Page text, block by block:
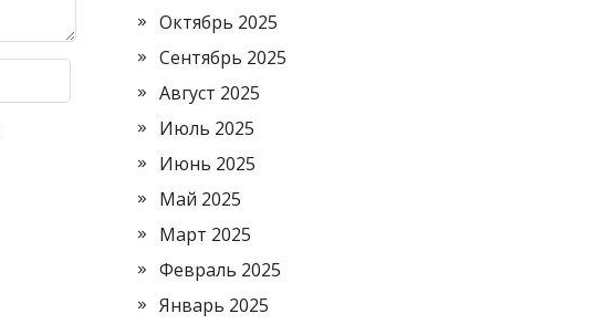
Октябрь 2025
Сентябрь 2025
Август 2025
Июль 2025
Июнь 2025
Май 2025
Март 2025
Февраль 2025
Январь 2025